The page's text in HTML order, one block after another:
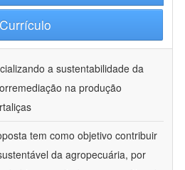
Currículo
a sustentabilidade da
na produção
tem como objetivo contribuir
da agropecuária, por